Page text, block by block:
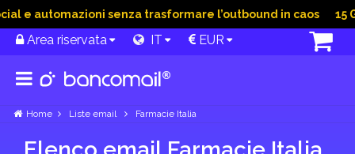
e automazioni senza trasformare l’outbound in caos 15
Area riservata IT EUR
Home Liste email Farmacie Italia